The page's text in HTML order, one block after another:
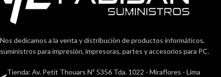
Nos dedicamos a la venta y distribución de productos informáticos,
suministros para impresión, impresoras, partes y accesorios para PC.
Tienda: Av. Petit Thouars Nª 5356 Tda. 1022 - Miraflores - Lima